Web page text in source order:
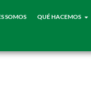
SOMOS QUÉ HACEMOS